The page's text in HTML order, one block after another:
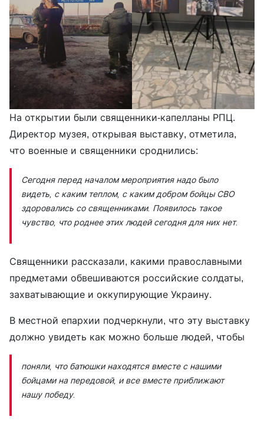
На открытии были священники-капелланы РПЦ.
Директор музея, открывая выставку, отметила,
что военные и священники сроднились:
Сегодня перед началом мероприятия надо было
видеть, с каким теплом, с каким добром бойцы СВО
здоровались со священниками. Появилось такое
чувство, что роднее этих людей сегодня для них нет.
Священники рассказали, какими православными
предметами обвешиваются российские солдаты,
захватывающие и оккупирующие Украину.
В местной епархии подчеркнули, что эту выставку
должно увидеть как можно больше людей, чтобы
поняли, что батюшки находятся вместе с нашими
бойцами на передовой, и все вместе приближают
нашу победу.